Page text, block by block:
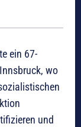
ein 67-
wo
und